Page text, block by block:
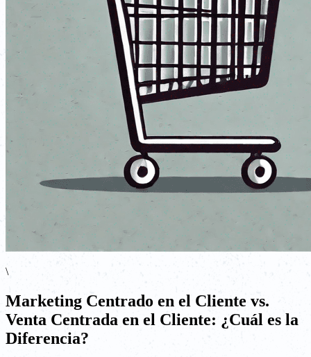
\
Marketing Centrado en el Cliente vs.
Venta Centrada en el Cliente: ¿Cuál es la
Diferencia?